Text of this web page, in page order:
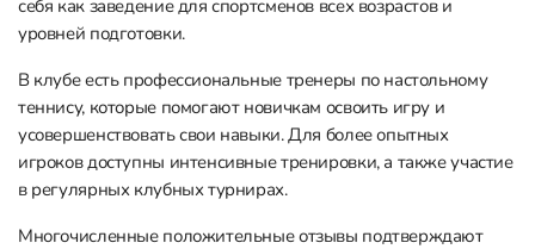
себя как заведение для спортсменов всех возрастов и
уровней подготовки.
В клубе есть профессиональные тренеры по настольному
теннису, которые помогают новичкам освоить игру и
усовершенствовать свои навыки. Для более опытных
игроков доступны интенсивные тренировки, а также участие
в регулярных клубных турнирах.
Многочисленные положительные отзывы подтверждают